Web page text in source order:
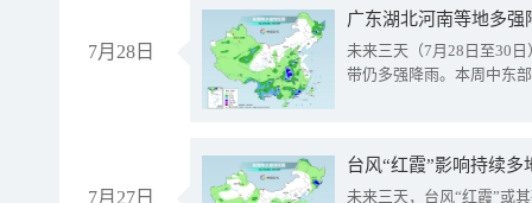
7月28日
广东湖北河南等地多
未来三天（7月28日至30
带仍多强降雨。本周中东
7月27日
台风“红霞”影响持续
未来三天，台风“红霞”或